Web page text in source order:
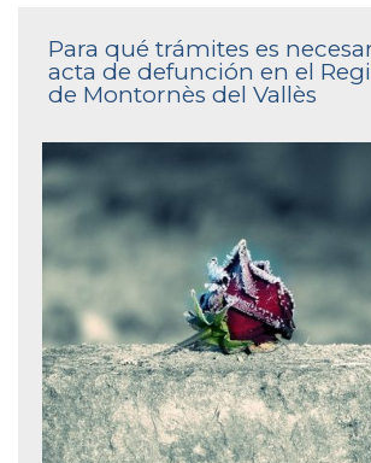
Para qué trámites es
acta de defunción en el
de Montornès del Vallès